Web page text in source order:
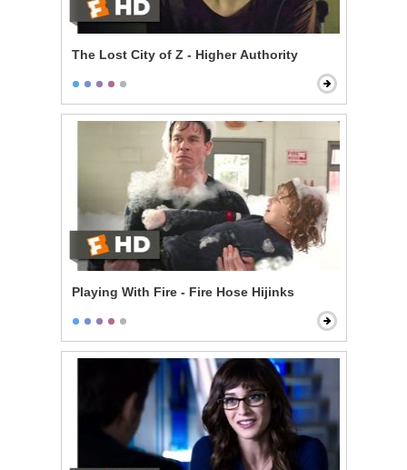
The Lost City of Z - Higher Authority
Playing With Fire - Fire Hose Hijinks